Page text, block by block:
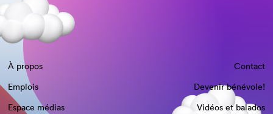
À propos
Contact
Emplois
Devenir bénévole!
Espace médias
Vidéos et balados